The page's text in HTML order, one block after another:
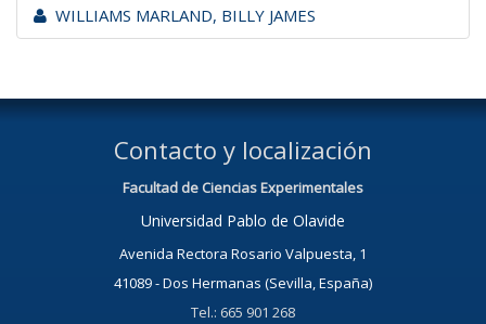
WILLIAMS MARLAND, BILLY JAMES
Contacto y localización
Facultad de Ciencias Experimentales
Universidad Pablo de Olavide
Avenida Rectora Rosario Valpuesta, 1
41089 - Dos Hermanas (Sevilla, España)
Tel.: 665 901 268